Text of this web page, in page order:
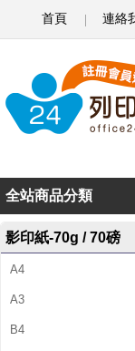
首頁 連絡
o
h
e
r
D
C
全站商品分類
影印紙-70g / 70磅
A4
A3
B4